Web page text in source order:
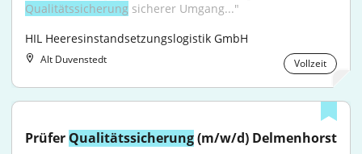
Qualitätssicherung sicherer Umgang..."
HIL Heeresinstandsetzungslogistik GmbH
Alt Duvenstedt Vollzeit
Prüfer Qualitätssicherung (m/w/d) Delmenhorst